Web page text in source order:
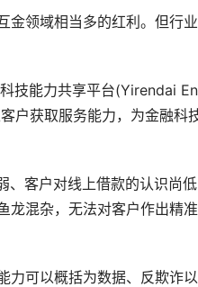
领域相当多的红利。但行
能力共享平台(Yirendai
户获取服务能力，为金融科
客户对线上借款的认识尚
龙混杂，无法对客户作出精
可以概括为数据、反欺诈以